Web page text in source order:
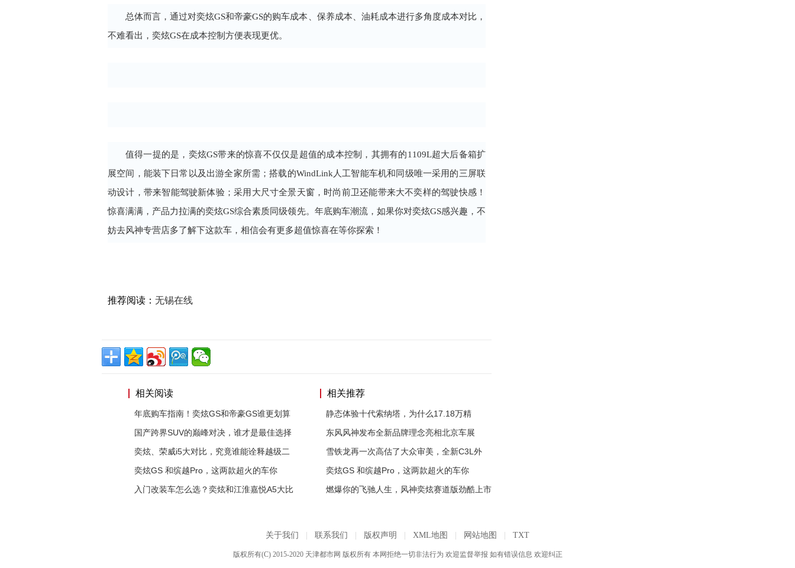
总体而言，通过对奕炫GS和帝豪GS的购车成本、保养成本、油耗成本进行多角度成本对比，
不难看出，奕炫GS在成本控制方便表现更优。
值得一提的是，奕炫GS带来的惊喜不仅仅是超值的成本控制，其拥有的1109L超大后备箱扩
展空间，能装下日常以及出游全家所需；搭载的WindLink人工智能车机和同级唯一采用的三屏联
动设计，带来智能驾驶新体验；采用大尺寸全景天窗，时尚前卫还能带来大不奕样的驾驶快感！
惊喜满满，产品力拉满的奕炫GS综合素质同级领先。年底购车潮流，如果你对奕炫GS感兴趣，不
妨去风神专营店多了解下这款车，相信会有更多超值惊喜在等你探索！
推荐阅读： 无锡在线
相关阅读
年底购车指南！奕炫GS和帝豪GS谁更划算
国产跨界SUV的巅峰对决，谁才是最佳选择
奕炫、荣威i5大对比，究竟谁能诠释越级二
奕炫GS 和缤越Pro，这两款超火的车你
入门改装车怎么选？奕炫和江淮嘉悦A5大比
相关推荐
静态体验十代索纳塔，为什么17.18万精
东风风神发布全新品牌理念亮相北京车展
雪铁龙再一次高估了大众审美，全新C3L外
奕炫GS 和缤越Pro，这两款超火的车你
燃爆你的飞驰人生，风神奕炫赛道版劲酷上市
关于我们 联系我们 版权声明 XML地图 网站地图 TXT
版权所有(C) 2015-2020 天津都市网 版权所有 本网拒绝一切非法行为 欢迎监督举报 如有错误信息 欢迎纠正